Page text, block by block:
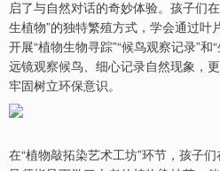
启了与自然对话的奇妙体验。孩子们
生植物”的独特繁殖方式，学会通过叶
开展“植物生物寻踪”“候鸟观察记录”
远镜观察候鸟、细心记录自然现象，
牢固树立环保意识。
在“植物敲拓染艺术工坊”环节，孩子